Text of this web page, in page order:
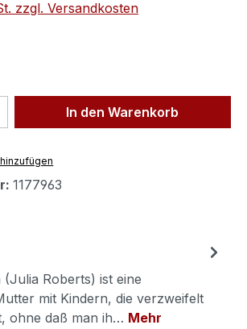
zzgl. Versandkosten
Gib den
In den Warenkorb
1177963
Roberts) ist eine
mit Kindern, die verzweifelt
ohne daß man ih… Mehr